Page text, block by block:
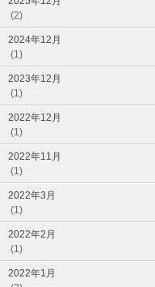
(2)
2024年12月
(1)
2023年12月
(1)
2022年12月
(1)
2022年11月
(1)
2022年3月
(1)
2022年2月
(1)
2022年1月